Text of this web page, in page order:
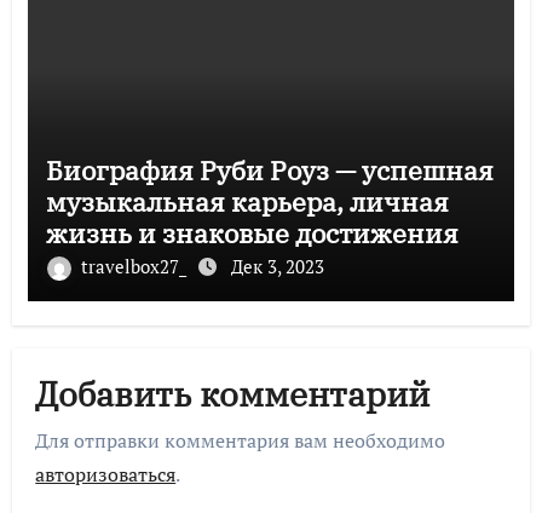
Биография Руби Роуз — успешная
музыкальная карьера, личная
жизнь и знаковые достижения
travelbox27_ Дек 3, 2023
Добавить комментарий
Для отправки комментария вам необходимо
авторизоваться.